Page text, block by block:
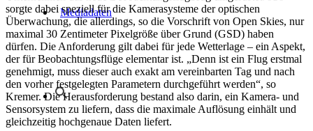
Mediadaten
sorgte dabei speziell für die Kamerasysteme der optischen
Überwachung, die allerdings, so die Vorschrift von Open Skies, nur
maximal 30 Zentimeter Pixelgröße über Grund (GSD) haben
dürfen. Die Anforderung gilt dabei für jede Wetterlage – ein Aspekt,
der für Beobachtungsflüge elementar ist. „Denn ist ein Flug erstmal
genehmigt, muss dieser auch exakt am vereinbarten Tag und nach
den vorher festgelegten Parametern durchgeführt werden“, so
Kremer. Die Herausforderung bestand also darin, ein Kamera- und
Sensorsystem zu liefern, dass die maximale Auflösung einhält und
gleichzeitig hochgenaue Daten liefert.